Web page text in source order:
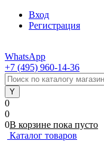
Вход
Регистрация
WhatsApp
+7 (495) 960-14-36
0
0
0В корзине пока пусто
Каталог товаров